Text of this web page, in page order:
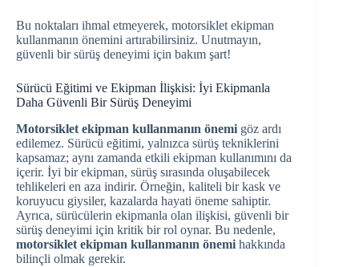
Bu noktaları ihmal etmeyerek, motorsiklet ekipman
kullanmanın önemini artırabilirsiniz. Unutmayın,
güvenli bir sürüş deneyimi için bakım şart!
Sürücü Eğitimi ve Ekipman İlişkisi: İyi Ekipmanla
Daha Güvenli Bir Sürüş Deneyimi
Motorsiklet ekipman kullanmanın önemi göz ardı
edilemez. Sürücü eğitimi, yalnızca sürüş tekniklerini
kapsamaz; aynı zamanda etkili ekipman kullanımını da
içerir. İyi bir ekipman, sürüş sırasında oluşabilecek
tehlikeleri en aza indirir. Örneğin, kaliteli bir kask ve
koruyucu giysiler, kazalarda hayati öneme sahiptir.
Ayrıca, sürücülerin ekipmanla olan ilişkisi, güvenli bir
sürüş deneyimi için kritik bir rol oynar. Bu nedenle,
motorsiklet ekipman kullanmanın önemi hakkında
bilinçli olmak gerekir.